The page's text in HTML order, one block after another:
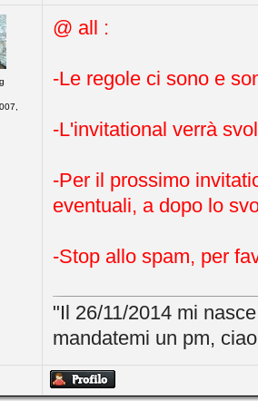
@ all :
-Le regole ci sono e
-L'invitational verrà
-Per il prossimo
eventuali, a dopo lo
-Stop allo spam, per
"Il 26/11/2014 mi
mandatemi un pm,